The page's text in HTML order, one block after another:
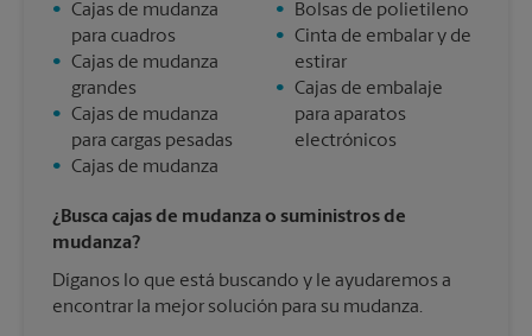
• Cajas de mudanza
para cuadros
• Cajas de mudanza
grandes
• Cajas de mudanza
para cargas pesadas
• Cajas de mudanza
•
Bolsas de polietileno
• Cinta de embalar y de
estirar
• Cajas de embalaje
para aparatos
electrónicos
¿Busca cajas de mudanza o suministros de
mudanza?
Díganos lo que está buscando y le ayudaremos a
encontrar la mejor solución para su mudanza.